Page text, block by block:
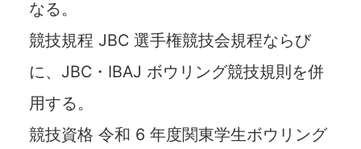
なる。
競技規程 JBC 選手権競技会規程ならび
に、JBC・IBAJ ボウリング競技規則を併
用する。
競技資格 令和 6 年度関東学生ボウリング